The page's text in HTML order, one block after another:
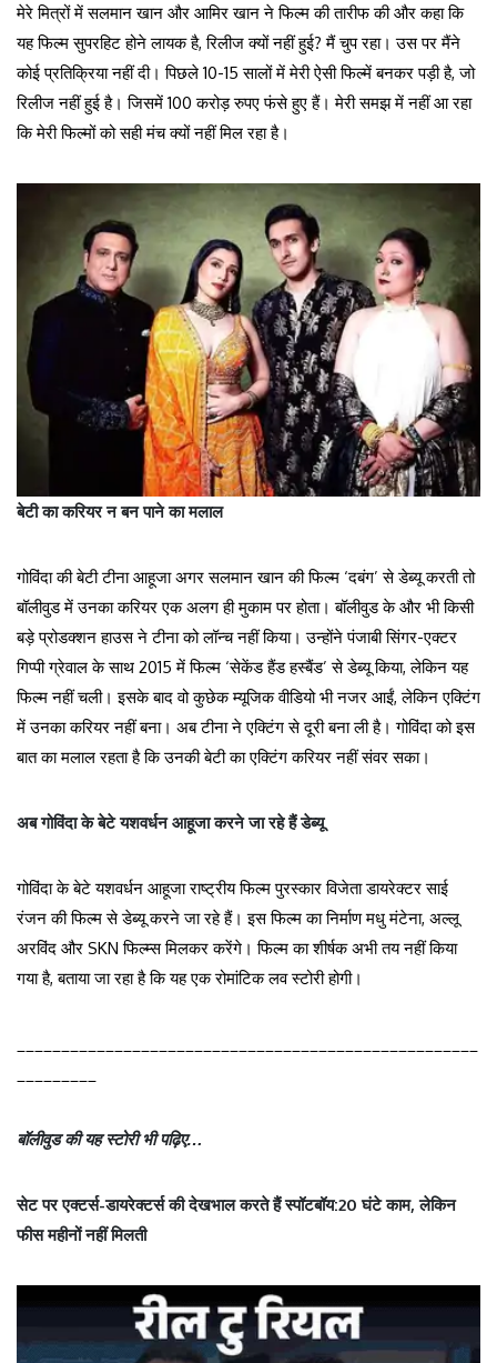
मेरे मित्रों में सलमान खान और आमिर खान ने फिल्म की तारीफ की और कहा कि
यह फिल्म सुपरहिट होने लायक है, रिलीज क्यों नहीं हुई? मैं चुप रहा। उस पर मैंने
कोई प्रतिक्रिया नहीं दी। पिछले 10-15 सालों में मेरी ऐसी फिल्में बनकर पड़ी है, जो
रिलीज नहीं हुई है। जिसमें 100 करोड़ रुपए फंसे हुए हैं। मेरी समझ में नहीं आ रहा
कि मेरी फिल्मों को सही मंच क्यों नहीं मिल रहा है।
बेटी का करियर न बन पाने का मलाल
गोविंदा की बेटी टीना आहूजा अगर सलमान खान की फिल्म ‘दबंग’ से डेब्यू करती तो
बॉलीवुड में उनका करियर एक अलग ही मुकाम पर होता। बॉलीवुड के और भी किसी
बड़े प्रोडक्शन हाउस ने टीना को लॉन्च नहीं किया। उन्होंने पंजाबी सिंगर-एक्टर
गिप्पी ग्रेवाल के साथ 2015 में फिल्म ‘सेकेंड हैंड हस्बैंड’ से डेब्यू किया, लेकिन यह
फिल्म नहीं चली। इसके बाद वो कुछेक म्यूजिक वीडियो भी नजर आईं, लेकिन एक्टिंग
में उनका करियर नहीं बना। अब टीना ने एक्टिंग से दूरी बना ली है। गोविंदा को इस
बात का मलाल रहता है कि उनकी बेटी का एक्टिंग करियर नहीं संवर सका।
अब गोविंदा के बेटे यशवर्धन आहूजा करने जा रहे हैं डेब्यू
गोविंदा के बेटे यशवर्धन आहूजा राष्ट्रीय फिल्म पुरस्कार विजेता डायरेक्टर साई
रंजन की फिल्म से डेब्यू करने जा रहे हैं। इस फिल्म का निर्माण मधु मंटेना, अल्लू
अरविंद और SKN फिल्म्स मिलकर करेंगे। फिल्म का शीर्षक अभी तय नहीं किया
गया है, बताया जा रहा है कि यह एक रोमांटिक लव स्टोरी होगी।
बॉलीवुड की यह स्टोरी भी पढ़िए…
सेट पर एक्टर्स-डायरेक्टर्स की देखभाल करते हैं स्पॉटबॉय:20 घंटे काम, लेकिन
फीस महीनों नहीं मिलती